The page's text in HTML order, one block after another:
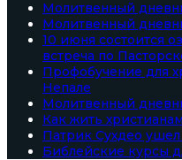
Молитвенный
Молитвенный
10 июня состоится
встреча по
Профобучение для
Непале
Молитвенный
Как жить
Патрик Сухдео ушел
Библейские курсы